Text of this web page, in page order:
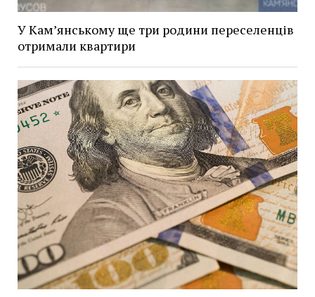
У Кам’янському ще три родини переселенців
отримали квартири